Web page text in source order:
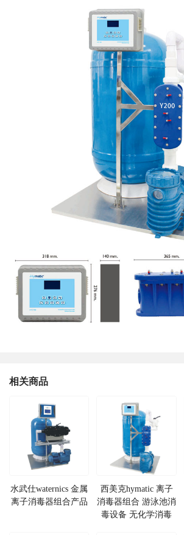
相关商品
水武仕waternics 金属
离子消毒器组合产品
西美克hymatic 离子
消毒器组合 游泳池消
毒设备 无化学消毒